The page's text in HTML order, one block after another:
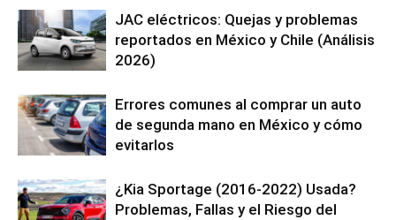
JAC eléctricos: Quejas y problemas
reportados en México y Chile (Análisis
2026)
Errores comunes al comprar un auto
de segunda mano en México y cómo
evitarlos
¿Kia Sportage (2016-2022) Usada?
Problemas, Fallas y el Riesgo del